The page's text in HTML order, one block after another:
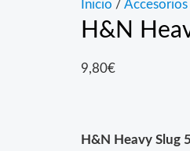
Inicio / Accesorios
H&N
9,80€
H&N Heavy Slug